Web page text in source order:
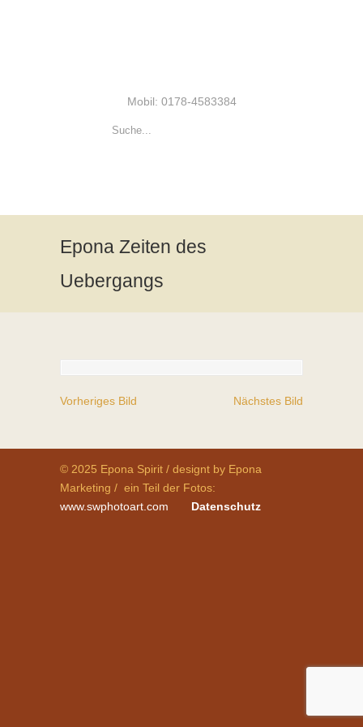
Mobil: 0178-4583384
Epona Zeiten des
Uebergangs
Vorheriges Bild Nächstes Bild
© 2025 Epona Spirit / designt by Epona
Marketing / ein Teil der Fotos:
www.swphotoart.com
Datenschutz